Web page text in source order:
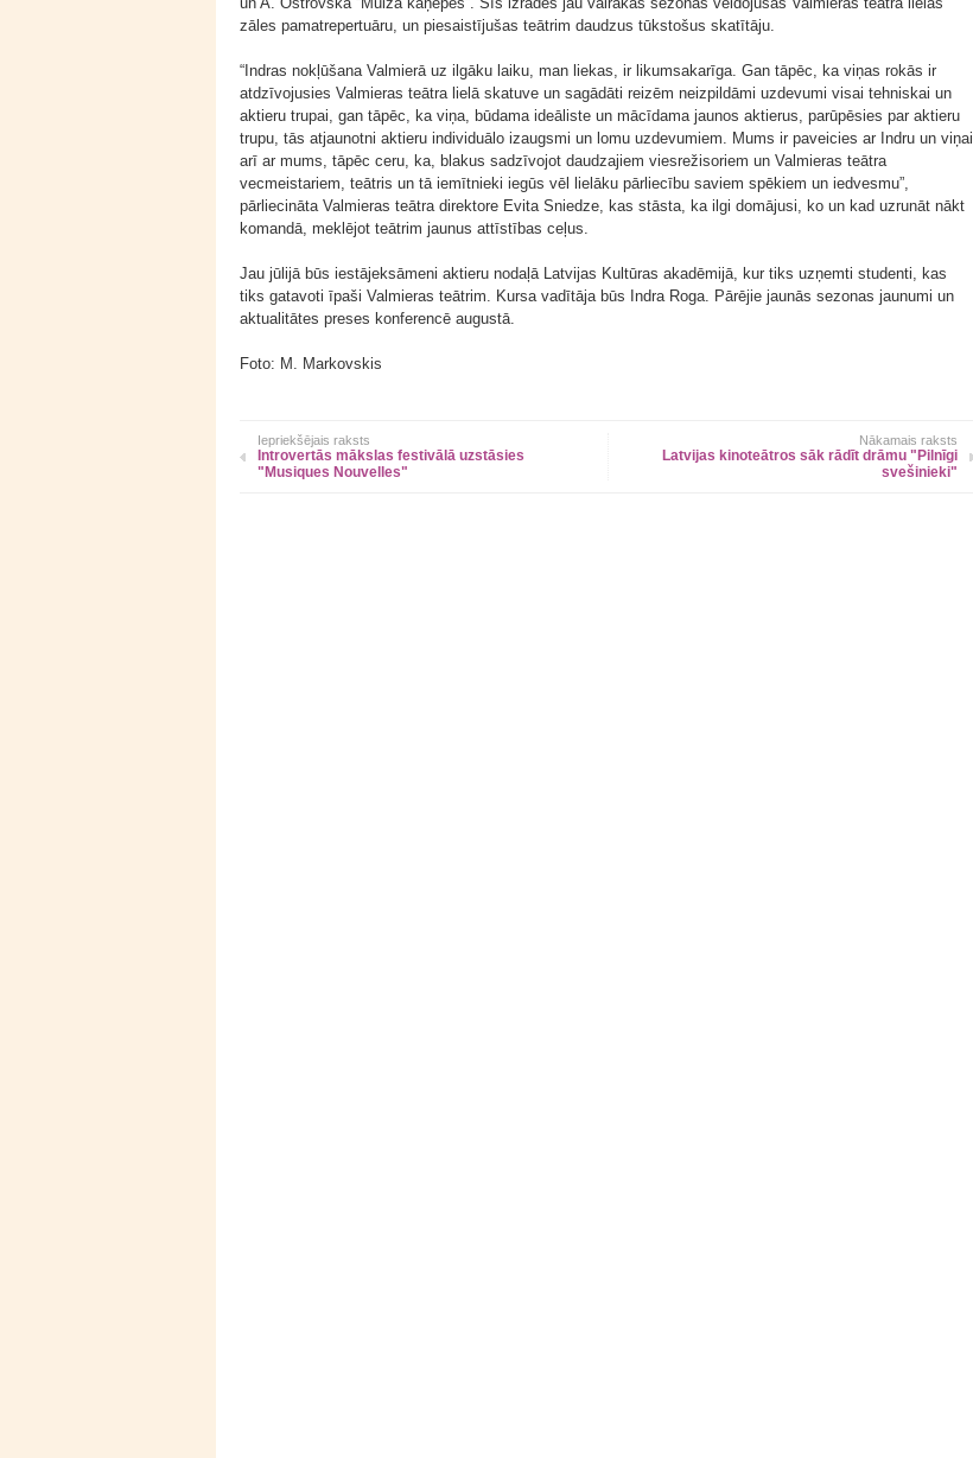
zāles pamatrepertuāru, un piesaistījušas teātrim daudzus tūkstošus skatītāju.
“Indras nokļūšana Valmierā uz ilgāku laiku, man liekas, ir likumsakarīga. Gan tāpēc, ka viņas rokās ir
atdzīvojusies Valmieras teātra lielā skatuve un sagādāti reizēm neizpildāmi uzdevumi visai tehniskai un
aktieru trupai, gan tāpēc, ka viņa, būdama ideāliste un mācīdama jaunos aktierus, parūpēsies par aktieru
trupu, tās atjaunotni aktieru individuālo izaugsmi un lomu uzdevumiem. Mums ir paveicies ar Indru un viņai
arī ar mums, tāpēc ceru, ka, blakus sadzīvojot daudzajiem viesrežisoriem un Valmieras teātra
vecmeistariem, teātris un tā iemītnieki iegūs vēl lielāku pārliecību saviem spēkiem un iedvesmu”,
pārliecināta Valmieras teātra direktore Evita Sniedze, kas stāsta, ka ilgi domājusi, ko un kad uzrunāt nākt
komandā, meklējot teātrim jaunus attīstības ceļus.
Jau jūlijā būs iestājeksāmeni aktieru nodaļā Latvijas Kultūras akadēmijā, kur tiks uzņemti studenti, kas
tiks gatavoti īpaši Valmieras teātrim. Kursa vadītāja būs Indra Roga. Pārējie jaunās sezonas jaunumi un
aktualitātes preses konferencē augustā.
Foto: M. Markovskis
Iepriekšējais raksts
Introvertās mākslas festivālā uzstāsies
"Musiques Nouvelles"
Nākamais raksts
Latvijas kinoteātros sāk rādīt drāmu "Pilnīgi
svešinieki"